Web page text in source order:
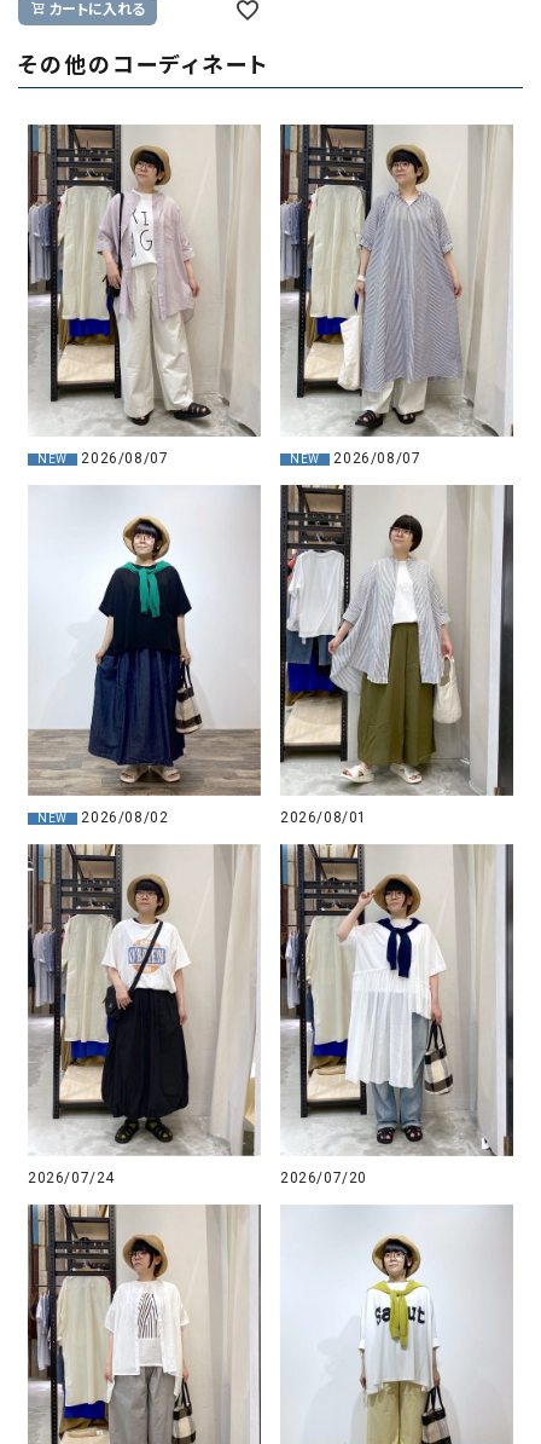
カートに入れる
その他のコーディネート
NEW 2026/08/07 NEW 2026/08/07
NEW 2026/08/02 2026/08/01
2026/07/24 2026/07/20